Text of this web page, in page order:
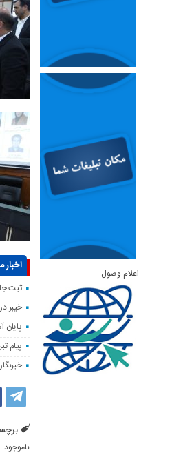
اخبار
ثبت
خیبر
پیام
ناموجود
اعلام وصول